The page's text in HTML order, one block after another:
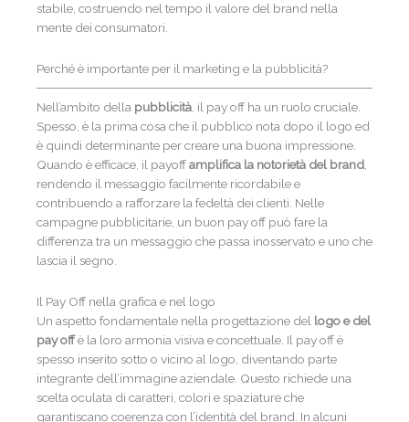
stabile, costruendo nel tempo il valore del brand nella
mente dei consumatori.
Perché è importante per il marketing e la pubblicità?
Nell’ambito della pubblicità, il pay off ha un ruolo cruciale.
Spesso, è la prima cosa che il pubblico nota dopo il logo ed
è quindi determinante per creare una buona impressione.
Quando è efficace, il payoffamplifica la notorietà del brand,
rendendo il messaggio facilmente ricordabile e
contribuendo a rafforzare la fedeltà dei clienti. Nelle
campagne pubblicitarie, un buon pay off può fare la
differenza tra un messaggio che passa inosservato e uno che
lascia il segno.
Il Pay Off nella grafica e nel logo
Un aspetto fondamentale nella progettazione del logo e del
pay offè la loro armonia visiva e concettuale. Il pay off è
spesso inserito sotto o vicino al logo, diventando parte
integrante dell’immagine aziendale. Questo richiede una
scelta oculata di caratteri, colori e spaziature che
garantiscano coerenza con l’identità del brand. In alcuni